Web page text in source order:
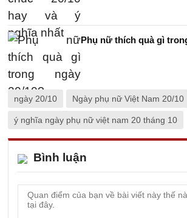
Phụ nữ thích quà gì
ngày 20/10 Ngày phụ nữ Việt Nam 20/10
ý nghĩa ngày phụ nữ việt nam 20 tháng 10
Bình luận